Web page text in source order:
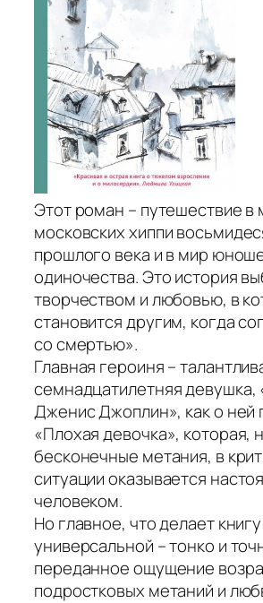
Этот роман – путешествие в
московских хиппи
прошлого века и в мир
одиночества. Это история
творчеством и любовью, в
становится другим, когда
со смертью».
Главная героиня –
семнадцатилетняя девушка,
Дженис Джоплин», как о ней
«Плохая девочка», которая,
бесконечные метания, в
ситуации оказывается
человеком.
Но главное, что делает
универсальной – тонко и
переданное ощущение
подростковых метаний и